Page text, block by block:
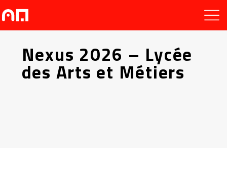
Nexus 2026 – Lycée
des Arts et Métiers